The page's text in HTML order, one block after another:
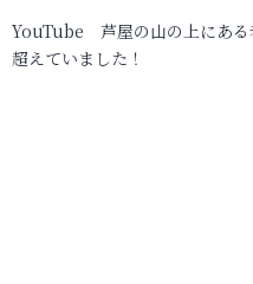
YouTube 芦屋の山の上にある
超えていました！